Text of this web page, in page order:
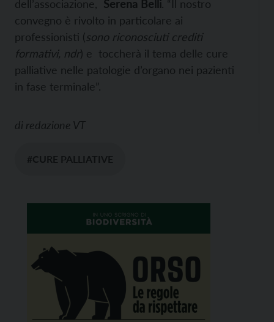
dell’associazione, Serena Belli. “Il nostro
convegno è rivolto in particolare ai
professionisti (sono riconosciuti crediti
formativi, ndr) e toccherà il tema delle cure
palliative nelle patologie d’organo nei pazienti
in fase terminale”.
di redazione VT
#CURE PALLIATIVE